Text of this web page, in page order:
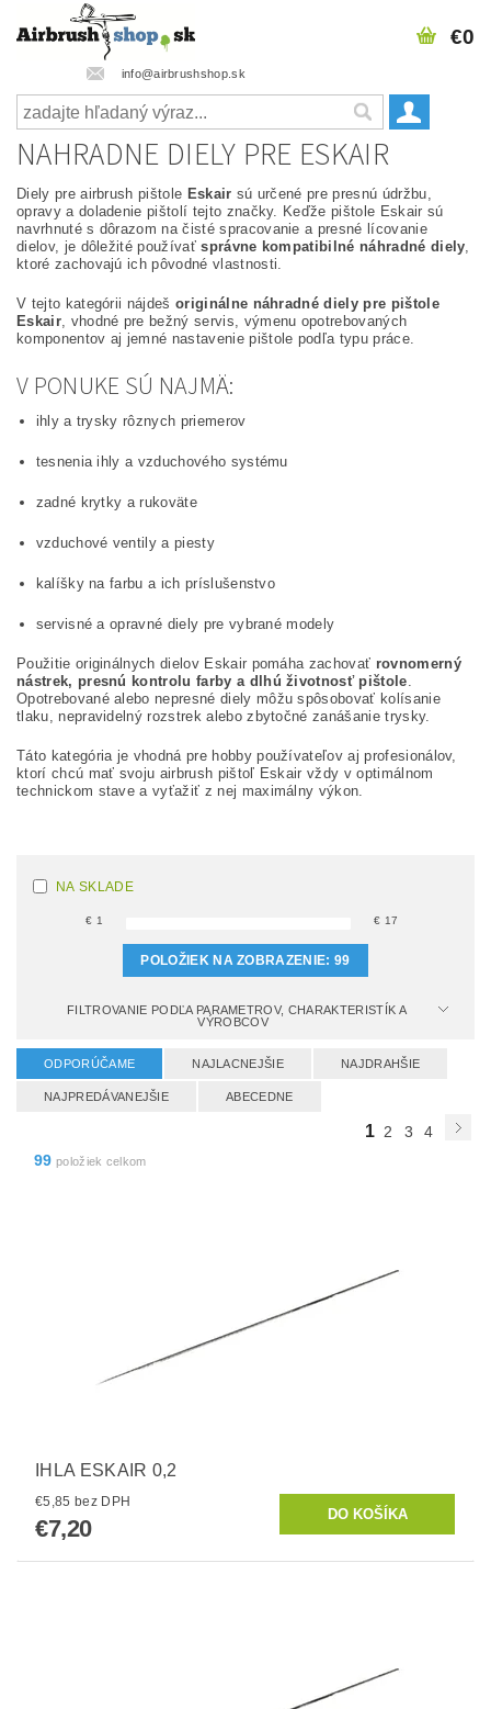
info@airbrushshop.sk
€0
NAHRADNE DIELY PRE ESKAIR
Diely pre airbrush pištole Eskair sú určené pre presnú údržbu,
opravy a doladenie pištolí tejto značky. Keďže pištole Eskair sú
navrhnuté s dôrazom na čisté spracovanie a presné lícovanie
dielov, je dôležité používaťsprávne kompatibilné náhradné diely,
ktoré zachovajú ich pôvodné vlastnosti.
V tejto kategórii nájdeš originálne náhradné diely pre pištole
Eskair, vhodné pre bežný servis, výmenu opotrebovaných
komponentov aj jemné nastavenie pištole podľa typu práce.
V PONUKE SÚ NAJMÄ:
ihly a trysky rôznych priemerov
tesnenia ihly a vzduchového systému
zadné krytky a rukoväte
vzduchové ventily a piesty
kalíšky na farbu a ich príslušenstvo
servisné a opravné diely pre vybrané modely
Použitie originálnych dielov Eskair pomáha zachovať rovnomerný
nástrek, presnú kontrolu farby a dlhú životnosť pištole.
Opotrebované alebo nepresné diely môžu spôsobovať kolísanie
tlaku, nepravidelný rozstrek alebo zbytočné zanášanie trysky.
Táto kategória je vhodná pre hobby používateľov aj profesionálov,
ktorí chcú mať svoju airbrush pištoľ Eskair vždy v optimálnom
technickom stave a vyťažiť z nej maximálny výkon.
NA SKLADE
€ 1 € 17
POLOŽIEK NA ZOBRAZENIE:99
FILTROVANIE PODĽA PARAMETROV, CHARAKTERISTÍK A
VÝROBCOV
ODPORÚČAME NAJLACNEJŠIE NAJDRAHŠIE
NAJPREDÁVANEJŠIE ABECEDNE
1 2 3
4
99 položiek celkom
IHLA ESKAIR 0,2
€5,85 bez DPH
€7,20